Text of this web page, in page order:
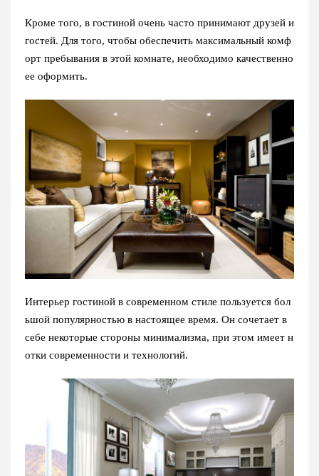
Кроме того, в гостиной очень часто принимают друзей и
гостей. Для того, чтобы обеспечить максимальный комф
орт пребывания в этой комнате, необходимо качественно
ее оформить.
Интерьер гостиной в современном стиле пользуется бол
ьшой популярностью в настоящее время. Он сочетает в
себе некоторые стороны минимализма, при этом имеет н
отки современности и технологий.